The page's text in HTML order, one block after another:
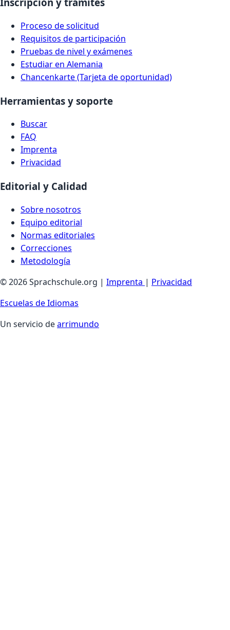
Proceso de solicitud
Requisitos de participación
Pruebas de nivel y exámenes
Estudiar en Alemania
Chancenkarte (Tarjeta de oportunidad)
Herramientas y soporte
Buscar
FAQ
Imprenta
Privacidad
Editorial y Calidad
Sobre nosotros
Equipo editorial
Normas editoriales
Correcciones
Metodología
© 2026 Sprachschule.org | Imprenta | Privacidad
Escuelas de Idiomas
Un servicio dearrimundo